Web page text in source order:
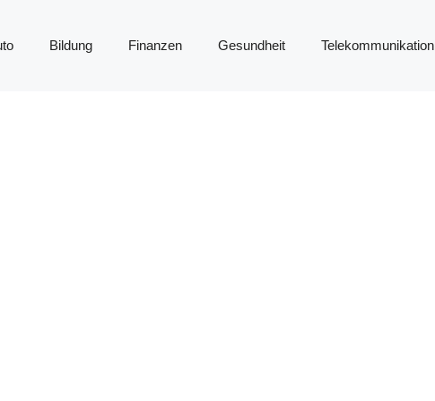
Bildung Finanzen Gesundheit Telekommunikation